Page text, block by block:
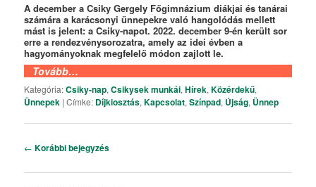
A december a Csiky Gergely Főgimnázium diákjai és tanárai
számára a karácsonyi ünnepekre való hangolódás mellett
mást is jelent: a Csiky-napot. 2022. december 9-én került sor
erre a rendezvénysorozatra, amely az idei évben a
hagyományoknak megfelelő módon zajlott le.
Tovább…
Kategória:Csiky-nap,Csikysek munkái,Hírek,Közérdekű,
Ünnepek |Címke: Díjkiosztás,Kapcsolat,Színpad, Újság, Ünnep
Bejegyzés navigáció
← Korábbi bejegyzés